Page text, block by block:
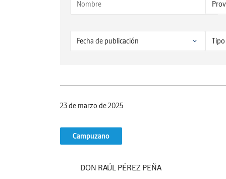
23 de marzo de 2025
Campuzano
DON RAÚL PÉREZ PEÑA